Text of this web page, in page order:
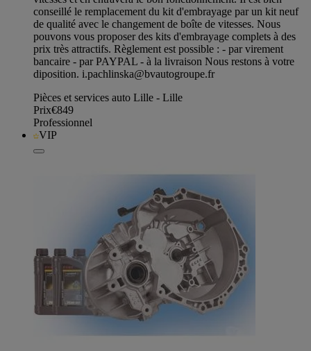
conseillé le remplacement du kit d'embrayage par un kit neuf
de qualité avec le changement de boîte de vitesses. Nous
pouvons vous proposer des kits d'embrayage complets à des
prix très attractifs. Règlement est possible : - par virement
bancaire - par PAYPAL - à la livraison Nous restons à votre
diposition. i.pachlinska@bvautogroupe.fr
Pièces et services auto Lille - Lille
Prix€849
Professionnel
VIP